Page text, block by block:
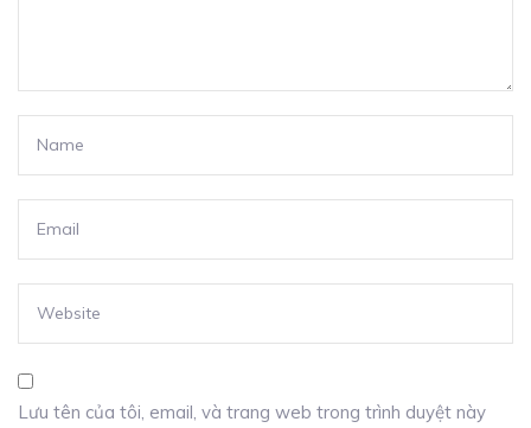
Lưu tên của tôi, email, và trang web trong trình duyệt này